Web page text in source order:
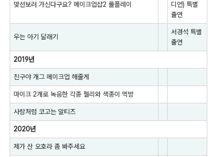
맞선보러 가신다구요? 메이크업샵2 롤플레이
디언) 특별
출연
우는 아기 달래기
서경석 특별
출연
2019년
친구야 개그 메이크업 해줄게
마이크 2개로 녹음한 각종 젤리와 색종이 먹방
사람처럼 코고는 말티즈
2020년
제가 산 오호라 좀 봐주세요